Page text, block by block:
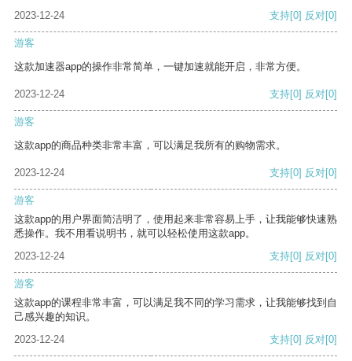
2023-12-24
支持[0] 反对[0]
游客
这款加速器app的操作非常简单，一键加速就能开启，非常方便。
2023-12-24 支持[0] 反对[0]
游客
这款app的商品种类非常丰富，可以满足我所有的购物需求。
2023-12-24 支持[0] 反对[0]
游客
这款app的用户界面简洁明了，使用起来非常容易上手，让我能够快速熟
悉操作。我不用看说明书，就可以轻松使用这款app。
2023-12-24
支持[0] 反对[0]
游客
这款app的课程非常丰富，可以满足我不同的学习需求，让我能够找到自
己感兴趣的知识。
2023-12-24
支持[0] 反对[0]